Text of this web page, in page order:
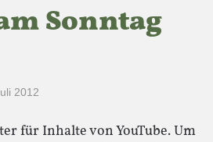
Sonntag
2012
für Inhalte von YouTube. Um